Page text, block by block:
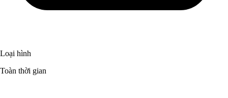
Loại hình
Toàn thời gian